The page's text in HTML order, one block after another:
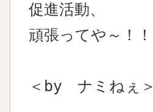
促進活動、
頑張ってや～！！
＜by ナミねぇ＞